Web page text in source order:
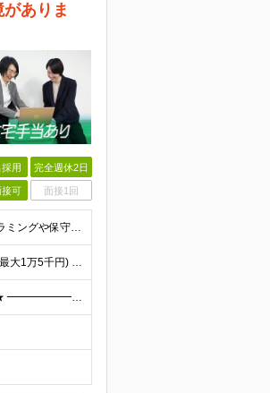
ありま
用 完全週休2日
接可 面接1回
◎第二新卒、ブランクありの方歓迎！ ■学歴不問 ■何らかの開発経験またはプログラミングや保守・運用のご経験 ※言語や経験年数は不問 ＜こんな方にピッタリです＞ □ 上流のスキルを身につけたい □ 再
月給24万1800円～+賞与年2回（賞与昨年実績3.2ヶ月）+各種手当＋住宅手当あり(最大1万5千円) ※経験やスキルを考慮して決定します。 ※上記月給には一律支給の住宅手当・永年勤続手当を含みます
◎転勤なし ◎フルリモート案件あり ★＼2025年10月20日にNEWオフィス移転／★ ━━━━━━━━━━━━━━━━━━━━━━ AMG Solutionは、日本橋大伝馬町に移転！ 移転に向けて